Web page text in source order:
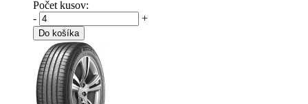
Počet kusov:
-
+
Do košíka